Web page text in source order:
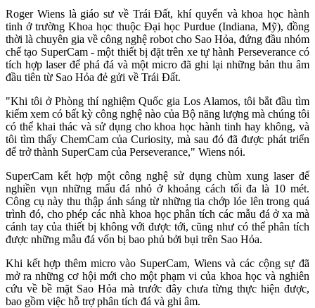
Roger Wiens là giáo sư về Trái Đất, khí quyển và khoa học hành
tinh ở trường Khoa học thuộc Đại học Purdue (Indiana, Mỹ), đồng
thời là chuyên gia về công nghệ robot cho Sao Hỏa, đứng đầu nhóm
chế tạo SuperCam - một thiết bị đặt trên xe tự hành Perseverance có
tích hợp laser để phá đá và một micro đã ghi lại những bản thu âm
đầu tiên từ Sao Hỏa đẻ gửi về Trái Đất.
"Khi tôi ở Phòng thí nghiệm Quốc gia Los Alamos, tôi bắt đầu tìm
kiếm xem có bất kỳ công nghệ nào của Bộ năng lượng mà chúng tôi
có thể khai thác và sử dụng cho khoa học hành tinh hay không, và
tôi tìm thấy ChemCam của Curiosity, mà sau đó đã được phát triển
để trở thành SuperCam của Perseverance," Wiens nói.
SuperCam kết hợp một công nghệ sử dụng chùm xung laser để
nghiền vụn những mẩu đá nhỏ ở khoảng cách tối đa là 10 mét.
Công cụ này thu thập ánh sáng từ những tia chớp lóe lên trong quá
trình đó, cho phép các nhà khoa học phân tích các mẫu đá ở xa mà
cánh tay của thiết bị không với được tới, cũng như có thể phân tích
được những mẫu đá vốn bị bao phủ bởi bụi trên Sao Hỏa.
Khi kết hợp thêm micro vào SuperCam, Wiens và các cộng sự đã
mở ra những cơ hội mới cho một phạm vi của khoa học và nghiên
cứu về bề mặt Sao Hỏa mà trước đây chưa từng thực hiện được,
bao gồm việc hỗ trợ phân tích đá và ghi âm.